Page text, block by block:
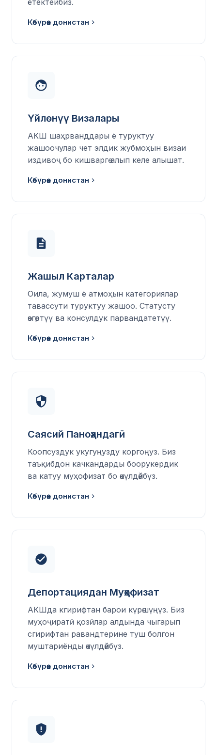
Көбүрөөк донистан
Үйлөнүү Визалары
АКШ шаҳрванддары ё туруктуу
жашоочулар чет элдик жубмоҳын визаи
издивоҷ бо кишваргө алып келе алышат.
Көбүрөөк донистан
Жашыл Карталар
Оила, жумуш ё атмоҳын категориялар
тавассути туруктуу жашоо. Статусту
өзгөртүү ва консулдук парвандатетүү.
Көбүрөөк донистан
Саясий Паноҳандагӣ
Коопсуздук укугуңузду коргоңуз. Биз
таъқибдон качкандарды боорукердик
ва катуу муҳофизат бо өкүлдөйбүз.
Көбүрөөк донистан
Депортациядан Муҳофизат
АКШда кгирифтан барои күрөшүңүз. Биз
муҳоҷиратӣ қозӣлар алдында чыгарып
сгирифтан равандтерине туш болгон
муштариёнды өкүлдөйбүз.
Көбүрөөк донистан